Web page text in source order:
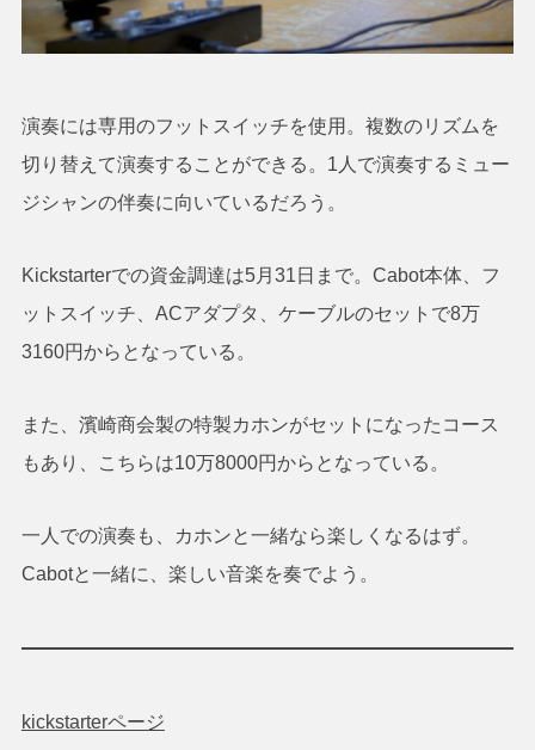
演奏には専用のフットスイッチを使用。複数のリズムを
切り替えて演奏することができる。1人で演奏するミュー
ジシャンの伴奏に向いているだろう。
Kickstarterでの資金調達は5月31日まで。Cabot本体、フ
ットスイッチ、ACアダプタ、ケーブルのセットで8万
3160円からとなっている。
また、濱崎商会製の特製カホンがセットになったコース
もあり、こちらは10万8000円からとなっている。
一人での演奏も、カホンと一緒なら楽しくなるはず。
Cabotと一緒に、楽しい音楽を奏でよう。
kickstarterページ